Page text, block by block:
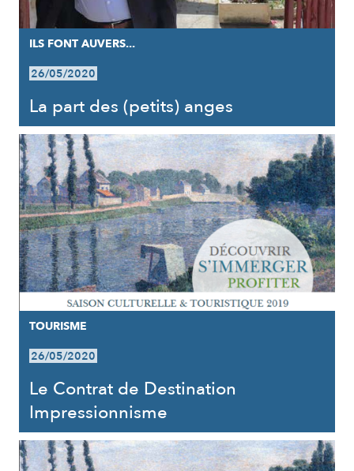
ILS FONT AUVERS...
26/05/2020
La part des (petits) anges
TOURISME
26/05/2020
Le Contrat de Destination
Impressionnisme